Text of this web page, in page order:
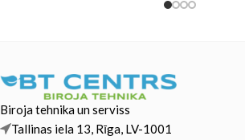
Biroja tehnika un serviss
Tallinas iela 13, Rīga, LV-1001